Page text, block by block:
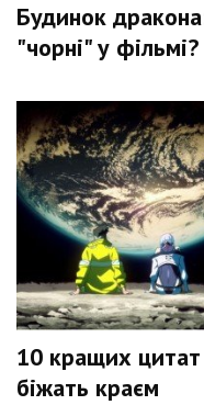
Будинок
"чорні" у фільмі?
10 кращих цитат
біжать краєм